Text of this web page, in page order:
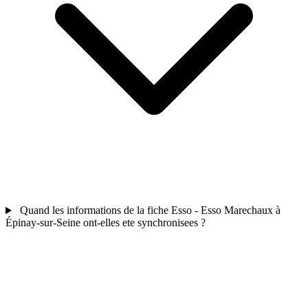
Quand les informations de la fiche Esso - Esso Marechaux à
Épinay-sur-Seine ont-elles ete synchronisees ?